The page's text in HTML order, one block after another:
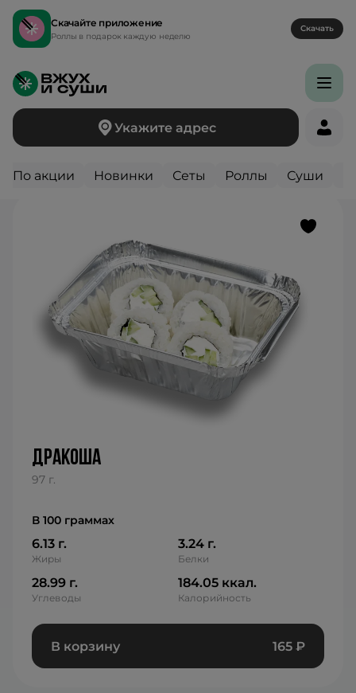
Скачайте приложение
Роллы в подарок каждую неделю
Скачать
Укажите адрес
По акции Новинки Сеты Роллы Суши
дракоша
97 г.
В 100 граммах
6.13 г.
Жиры
3.24 г.
Белки
28.99 г.
Углеводы
184.05 ккал.
Калорийность
В корзину 165 ₽